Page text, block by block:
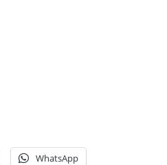
WhatsApp